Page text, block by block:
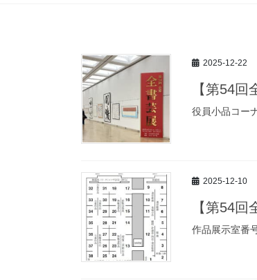
2025-12-22
【第54
役員小品コー
2025-12-10
【第54
作品展示室番